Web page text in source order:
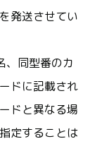
発送させてい
、同型番のカ
ドに記載され
ドと異なる場
定することは